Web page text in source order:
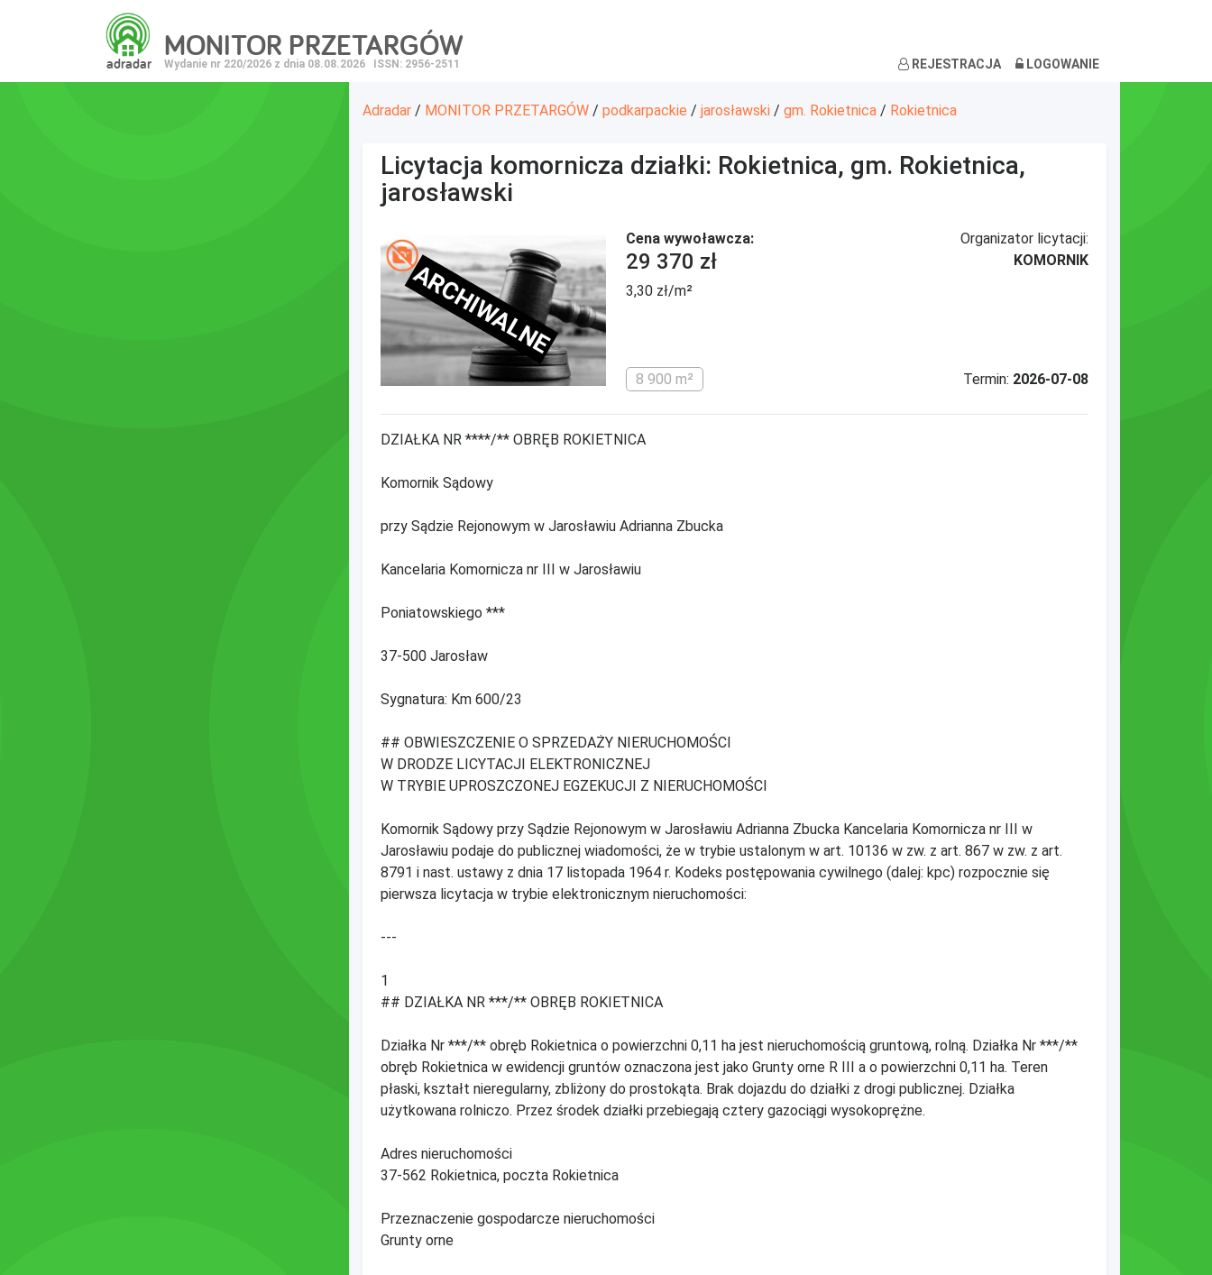
adradar
MONITOR PRZETARGÓW
Wydanie nr 220/2026 z dnia 08.08.2026 ISSN: 2956-2511 REJESTRACJA LOGOWANIE
Adradar / MONITOR PRZETARGÓW / podkarpackie / jarosławski / gm. Rokietnica / Rokietnica
Licytacja komornicza działki: Rokietnica, gm. Rokietnica,
jarosławski
ARCHIWALNE
Cena wywoławcza:
29 370 zł
3,30 zł/m²
8 900 m²
Organizator licytacji:
KOMORNIK
Termin: 2026-07-08
DZIAŁKA NR ****/** OBRĘB ROKIETNICA
Komornik Sądowy
przy Sądzie Rejonowym w Jarosławiu Adrianna Zbucka
Kancelaria Komornicza nr III w Jarosławiu
Poniatowskiego ***
37-500 Jarosław
Sygnatura: Km 600/23
## OBWIESZCZENIE O SPRZEDAŻY NIERUCHOMOŚCI
W DRODZE LICYTACJI ELEKTRONICZNEJ
W TRYBIE UPROSZCZONEJ EGZEKUCJI Z NIERUCHOMOŚCI
Komornik Sądowy przy Sądzie Rejonowym w Jarosławiu Adrianna Zbucka Kancelaria Komornicza nr III w
Jarosławiu podaje do publicznej wiadomości, że w trybie ustalonym w art. 10136 w zw. z art. 867 w zw. z art.
8791 i nast. ustawy z dnia 17 listopada 1964 r. Kodeks postępowania cywilnego (dalej: kpc) rozpocznie się
pierwsza licytacja w trybie elektronicznym nieruchomości:
---
1
## DZIAŁKA NR ***/** OBRĘB ROKIETNICA
Działka Nr ***/** obręb Rokietnica o powierzchni 0,11 ha jest nieruchomością gruntową, rolną. Działka Nr ***/**
obręb Rokietnica w ewidencji gruntów oznaczona jest jako Grunty orne R III a o powierzchni 0,11 ha. Teren
płaski, kształt nieregularny, zbliżony do prostokąta. Brak dojazdu do działki z drogi publicznej. Działka
użytkowana rolniczo. Przez środek działki przebiegają cztery gazociągi wysokoprężne.
Adres nieruchomości
37-562 Rokietnica, poczta Rokietnica
Przeznaczenie gospodarcze nieruchomości
Grunty orne